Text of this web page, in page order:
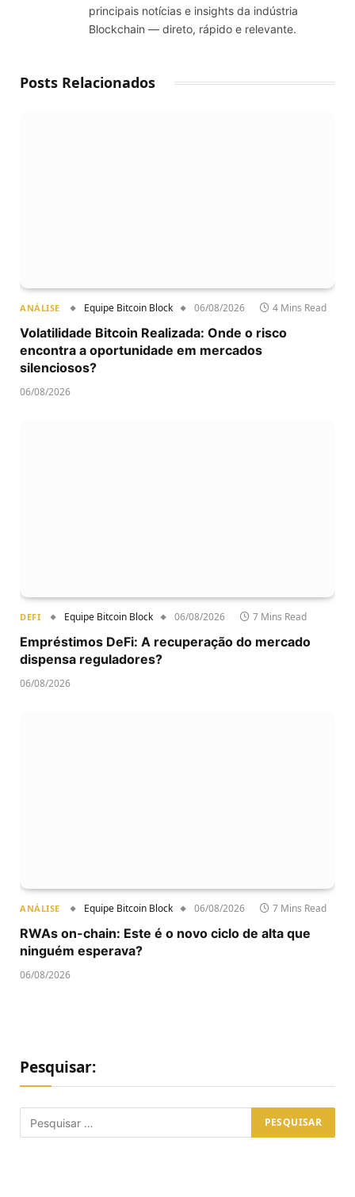
principais notícias e insights da indústria
Blockchain — direto, rápido e relevante.
Posts Relacionados
ANÁLISE Equipe Bitcoin Block 06/08/2026 4 Mins Read
Volatilidade Bitcoin Realizada: Onde o risco
encontra a oportunidade em mercados
silenciosos?
06/08/2026
DEFI Equipe Bitcoin Block 06/08/2026 7 Mins Read
Empréstimos DeFi: A recuperação do mercado
dispensa reguladores?
06/08/2026
ANÁLISE Equipe Bitcoin Block 06/08/2026 7 Mins Read
RWAs on-chain: Este é o novo ciclo de alta que
ninguém esperava?
06/08/2026
Pesquisar: